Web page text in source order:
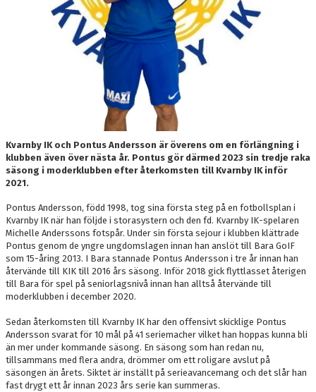
Kvarnby IK och Pontus Andersson är överens om en förlängning i
klubben även över nästa år. Pontus gör därmed 2023 sin tredje raka
säsong i moderklubben efter återkomsten till Kvarnby IK inför
2021.
Pontus Andersson, född 1998, tog sina första steg på en fotbollsplan i
Kvarnby IK när han följde i storasystern och den fd. Kvarnby IK-spelaren
Michelle Anderssons fotspår. Under sin första sejour i klubben klättrade
Pontus genom de yngre ungdomslagen innan han anslöt till Bara GoIF
som 15-åring 2013. I Bara stannade Pontus Andersson i tre år innan han
återvände till KIK till 2016 års säsong. Inför 2018 gick flyttlasset återigen
till Bara för spel på seniorlagsnivå innan han alltså återvände till
moderklubben i december 2020.
Sedan återkomsten till Kvarnby IK har den offensivt skicklige Pontus
Andersson svarat för 10 mål på 41 seriemacher vilket han hoppas kunna bli
än mer under kommande säsong. En säsong som han redan nu,
tillsammans med flera andra, drömmer om ett roligare avslut på
säsongen än årets. Siktet är inställt på serieavancemang och det slår han
fast drygt ett år innan 2023 års serie kan summeras.